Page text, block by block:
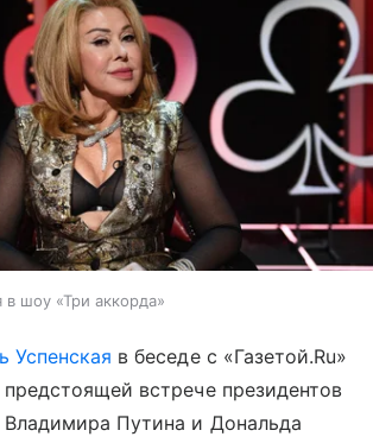
шоу «Три аккорда»
Успенская в беседе с «Газетой.Ru»
встрече президентов
Путина и Дональда